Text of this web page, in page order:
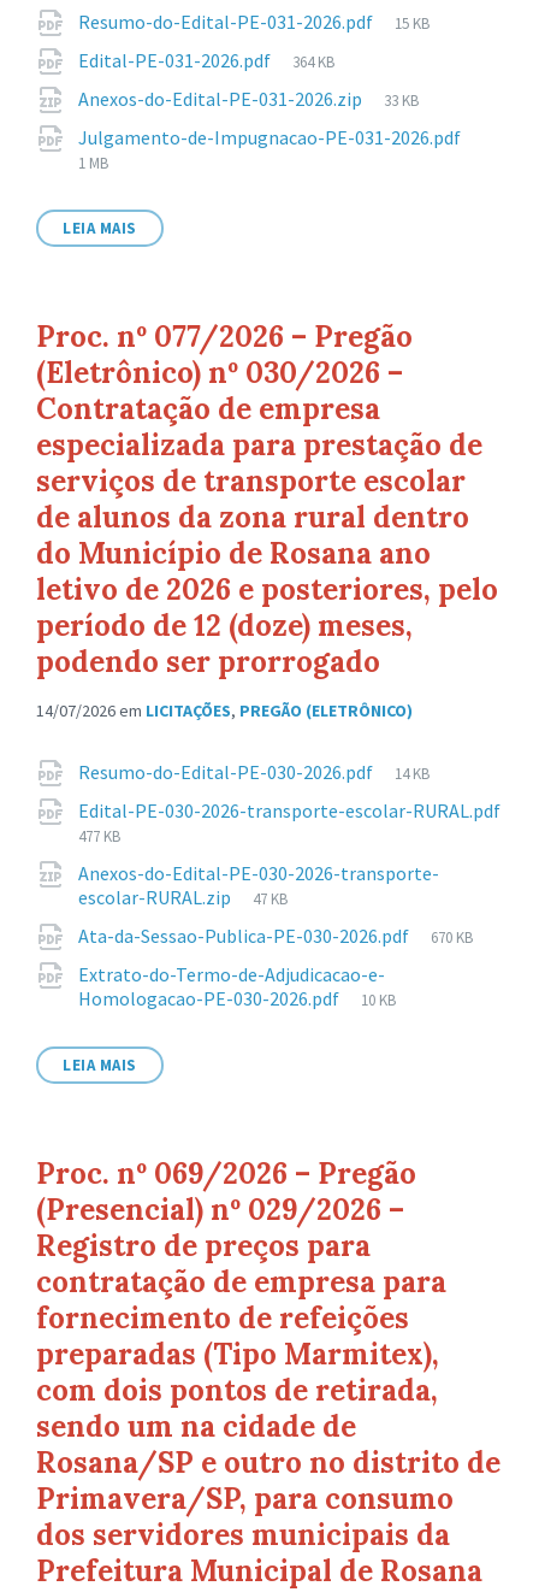
Anexos
Resumo-do-Edital-PE-031-2026.pdf
Tamanho
15 KB
Edital-PE-031-2026.pdf
Tamanho
arquivo:
364 KB
Anexos-do-Edital-PE-031-2026.zip
Tamanho
arquivo:
33 KB
Julgamento-de-Impugnacao-PE-031-2026.pdf
1 MB
LEIA MAIS
Proc. nº 077/2026 – Pregão
(Eletrônico) nº 030/2026 –
Contratação de empresa
especializada para prestação de
serviços de transporte escolar
de alunos da zona rural dentro
do Município de Rosana ano
letivo de 2026 e posteriores, pelo
período de 12 (doze) meses,
podendo ser prorrogado
14/07/2026em LICITAÇÕES, PREGÃO (ELETRÔNICO)
Anexos
Resumo-do-Edital-PE-030-2026.pdf
Tamanho
arquivo:
14 KB
Edital-PE-030-2026-transporte-escolar-RURAL.pdf
Tamanho
arquivo:
477 KB
Anexos-do-Edital-PE-030-2026-transporte-
escolar-RURAL.zip
Tamanho
arquivo:
47 KB
Ata-da-Sessao-Publica-PE-030-2026.pdf
Tamanho
670 KB
Extrato-do-Termo-de-Adjudicacao-e-
Homologacao-PE-030-2026.pdf
Tamanho
10 KB
LEIA MAIS
Proc. nº 069/2026 – Pregão
(Presencial) nº 029/2026 –
Registro de preços para
contratação de empresa para
fornecimento de refeições
preparadas (Tipo Marmitex),
com dois pontos de retirada,
sendo um na cidade de
Rosana/SP e outro no distrito de
Primavera/SP, para consumo
dos servidores municipais da
Prefeitura Municipal de Rosana